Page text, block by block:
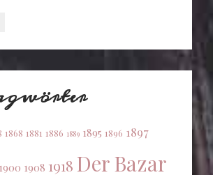
1868 1881 1886 1889 1895 1896 1897
1900 1908 1918 Der Bazar